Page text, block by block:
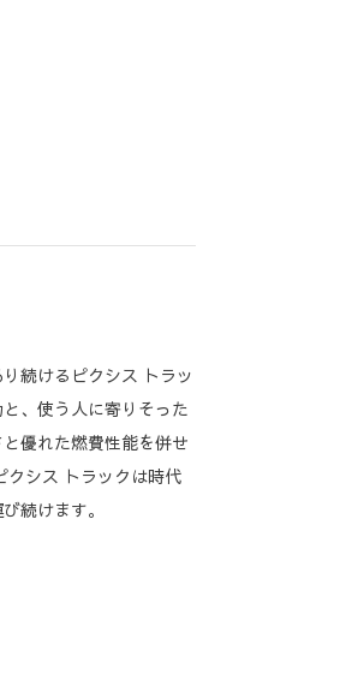
続けるピクシス トラッ
、使う人に寄りそった
優れた燃費性能を併せ
クシス トラックは時代
続けます。